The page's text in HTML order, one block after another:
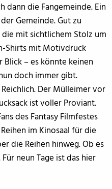
die Fangemeinde. Ein
Gemeinde. Gut zu
mit sichtlichem Stolz um
Shirts mit Motivdruck
– es könnte keinen
doch immer gibt.
Der Mülleimer vor
ist voller Proviant.
des Fantasy Filmfestes
im Kinosaal für die
die Reihen hinweg. Ob es
neun Tage ist das hier